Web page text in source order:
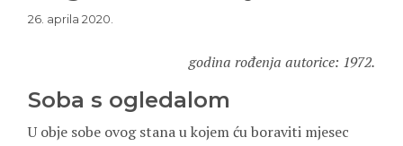
26. aprila 2020.
godina rođenja autorice: 1972.
Soba s ogledalom
U obje sobe ovog stana u kojem ću boraviti mjesec